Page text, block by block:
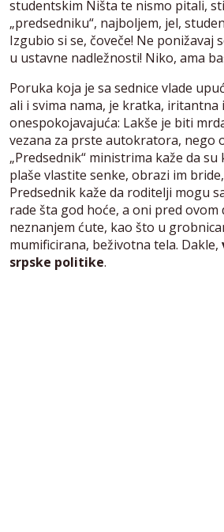
studentskim Ništa te nismo pitali,
„predsedniku“, najboljem, jel,
Izgubio si se, čoveče! Ne ponižavaj
u ustavne nadležnosti! Niko, ama
Poruka koja je sa sednice vlade
ali i svima nama, je kratka, iritantna
onespokojavajuća: Lakše je biti
vezana za prste autokratora, nego
„Predsednik“ ministrima kaže da su
plaše vlastite senke, obrazi im
Predsednik kaže da roditelji mogu
rade šta god hoće, a oni pred ovom
neznanjem ćute, kao što u
mumificirana, beživotna tela. Dakle,
srpske politike.